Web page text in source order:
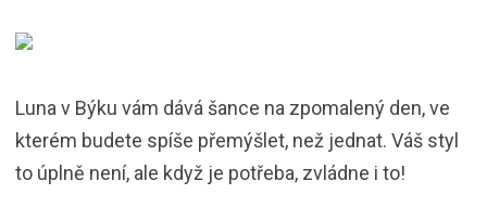
Luna v Býku vám dává šance na zpomalený den, ve
kterém budete spíše přemýšlet, než jednat. Váš styl
to úplně není, ale když je potřeba, zvládne i to!